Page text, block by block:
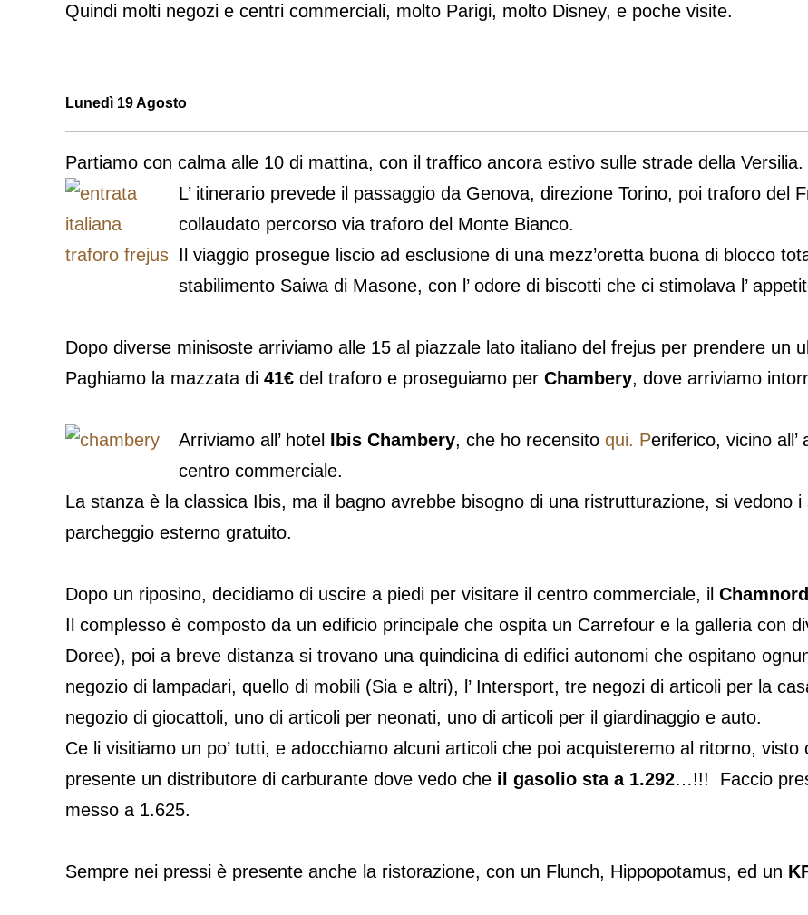
Quindi molti negozi e centri commerciali, molto Parigi, molto Disney, e poche visite.
Lunedì 19 Agosto
Partiamo con calma alle 10 di mattina, con il traffico ancora estivo sulle strade della Versilia.
L’ itinerario prevede il passaggio da Genova, direzione Torino, poi traforo del
collaudato percorso via traforo del Monte Bianco.
Il viaggio prosegue liscio ad esclusione di una mezz’oretta buona di blocco
stabilimento Saiwa di Masone, con l’ odore di biscotti che ci stimolava l’
Dopo diverse minisoste arriviamo alle 15 al piazzale lato italiano del frejus per prendere un
Paghiamo la mazzata di 41€ del traforo e proseguiamo per Chambery, dove arriviamo
Arriviamo all’ hotel Ibis Chambery, che ho recensito qui. Periferico, vicino
centro commerciale.
La stanza è la classica Ibis, ma il bagno avrebbe bisogno di una ristrutturazione, si vedono i
parcheggio esterno gratuito.
Dopo un riposino, decidiamo di uscire a piedi per visitare il centro commerciale, il Chamnord
Il complesso è composto da un edificio principale che ospita un Carrefour e la galleria con
Doree), poi a breve distanza si trovano una quindicina di edifici autonomi che ospitano
negozio di lampadari, quello di mobili (Sia e altri), l’ Intersport, tre negozi di articoli per la
negozio di giocattoli, uno di articoli per neonati, uno di articoli per il giardinaggio e auto.
Ce li visitiamo un po’ tutti, e adocchiamo alcuni articoli che poi acquisteremo al ritorno,
presente un distributore di carburante dove vedo che il gasolio sta a 1.292…!!! Faccio
messo a 1.625.
Sempre nei pressi è presente anche la ristorazione, con un Flunch, Hippopotamus, ed un